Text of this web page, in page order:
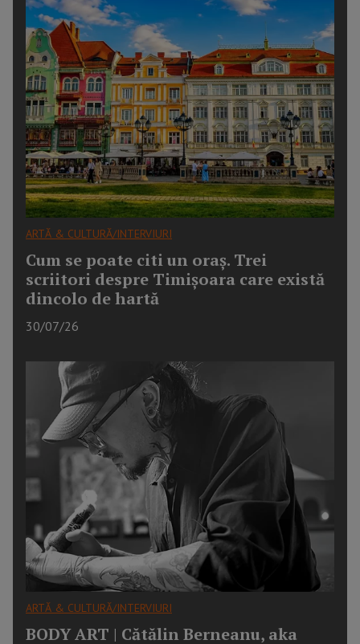
ARTĂ & CULTURĂ/INTERVIURI
Cum se poate citi un oraș. Trei
scriitori despre Timișoara care există
dincolo de hartă
30/07/26
ARTĂ & CULTURĂ/INTERVIURI
BODY ART | Cătălin Berneanu, aka